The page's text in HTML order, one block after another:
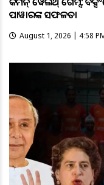
ପାୱାରଙ୍କ ସଫଳତା
August 1, 2026 | 4:58